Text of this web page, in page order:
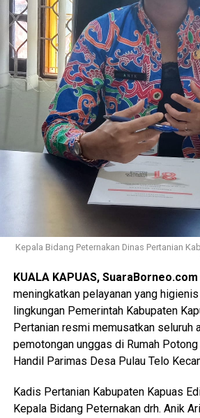
Kepala Bidang Peternakan Dinas Pertanian
KUALA KAPUAS, SuaraBorneo.com
meningkatkan pelayanan yang
lingkungan Pemerintah Kabupaten
Pertanian resmi memusatkan seluruh
pemotongan unggas di Rumah
Handil Parimas Desa Pulau Telo
Kadis Pertanian Kabupaten Kapuas
Kepala Bidang Peternakan drh. Anik